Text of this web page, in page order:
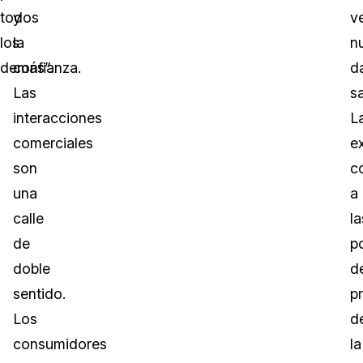
todos
los
demás”.
y
la
confianza.
Las
interacciones
comerciales
son
una
calle
de
doble
sentido.
Los
consumidores
a
la